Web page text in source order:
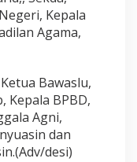
Kepala
Agama,
Bawaslu,
Kepala BPBD,
Agni,
dan
desi)